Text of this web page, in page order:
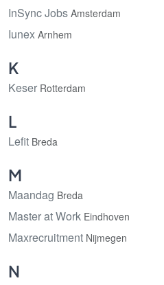
InSync Jobs Amsterdam
Iunex Arnhem
K
Keser Rotterdam
L
Lefit Breda
M
Maandag Breda
Master at Work Eindhoven
Maxrecruitment Nijmegen
N